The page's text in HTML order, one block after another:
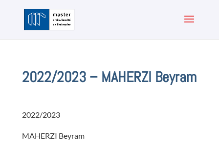
2022/2023 – MAHERZI Beyram
2022/2023
MAHERZI Beyram